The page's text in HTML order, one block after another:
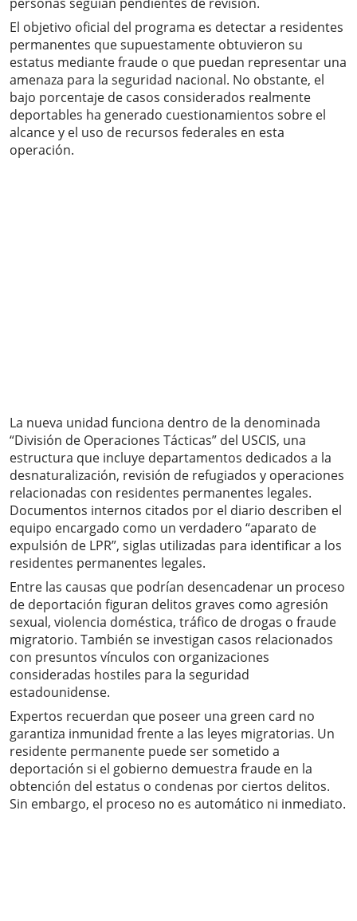
El objetivo oficial del programa es detectar a residentes
permanentes que supuestamente obtuvieron su
estatus mediante fraude o que puedan representar una
amenaza para la seguridad nacional. No obstante, el
bajo porcentaje de casos considerados realmente
deportables ha generado cuestionamientos sobre el
alcance y el uso de recursos federales en esta
operación.
La nueva unidad funciona dentro de la denominada
“División de Operaciones Tácticas” del USCIS, una
estructura que incluye departamentos dedicados a la
desnaturalización, revisión de refugiados y operaciones
relacionadas con residentes permanentes legales.
Documentos internos citados por el diario describen el
equipo encargado como un verdadero “aparato de
expulsión de LPR”, siglas utilizadas para identificar a los
residentes permanentes legales.
Entre las causas que podrían desencadenar un proceso
de deportación figuran delitos graves como agresión
sexual, violencia doméstica, tráfico de drogas o fraude
migratorio. También se investigan casos relacionados
con presuntos vínculos con organizaciones
consideradas hostiles para la seguridad
estadounidense.
Expertos recuerdan que poseer una green card no
garantiza inmunidad frente a las leyes migratorias. Un
residente permanente puede ser sometido a
deportación si el gobierno demuestra fraude en la
obtención del estatus o condenas por ciertos delitos.
Sin embargo, el proceso no es automático ni inmediato.